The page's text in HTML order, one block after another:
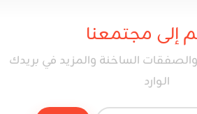
إلى مجتمعنا
الساخنة والمزيد في بريدك
الوارد